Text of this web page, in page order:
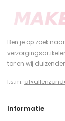
Ben je op zoek
tonen wij
I.s.m.
Informatie